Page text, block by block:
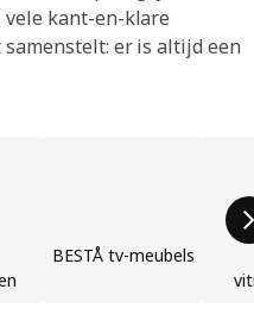
vele kant-en-klare
er is altijd een
BESTÅ tv-meubels